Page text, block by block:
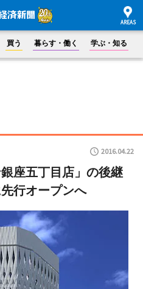
買う 暮らす・働く 学ぶ・知る
2016.04.22
座五丁目店」の後継
行オープンへ